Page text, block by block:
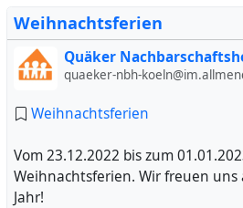
Weihnachtsferien
Quäker Nachbarschaftsheim e.
quaeker-nbh-
Weihnachtsferien
Vom 23.12.2022 bis zum
Weihnachtsferien. Wir freuen
Jahr!